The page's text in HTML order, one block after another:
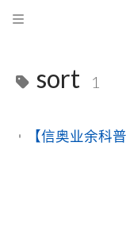
sort 1